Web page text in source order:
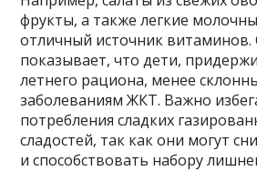
фрукты, а также легкие
отличный источник витаминов.
показывает, что дети,
летнего рациона, менее
заболеваниям ЖКТ. Важно
потребления сладких
сладостей, так как они могут
и способствовать набору